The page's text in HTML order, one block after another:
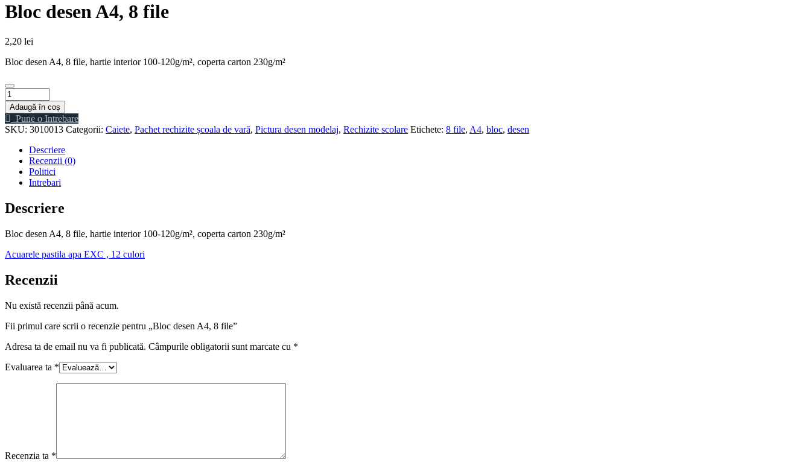
Bloc desen A4, 8 file
2,20 lei
Bloc desen A4, 8 file, hartie interior 100-120g/m², coperta carton 230g/m²
Adaugă în coș
Pune o Intrebare
SKU: 3010013 Categorii: Caiete, Pachet rechizite școala de vară, Pictura desen modelaj, Rechizite scolare Etichete: 8 file, A4, bloc, desen
Descriere
Recenzii (0)
Politici
Intrebari
Descriere
Bloc desen A4, 8 file, hartie interior 100-120g/m², coperta carton 230g/m²
Acuarele pastila apa EXC , 12 culori
Recenzii
Nu există recenzii până acum.
Fii primul care scrii o recenzie pentru „Bloc desen A4, 8 file”
Adresa ta de email nu va fi publicată. Câmpurile obligatorii sunt marcate cu *
Evaluarea ta *
Recenzia ta *